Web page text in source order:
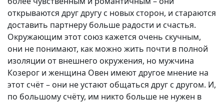
открываются друг другу с новых сторон, и стараются
доставить партнеру больше радости и счастья.
Окружающим этот союз кажется очень скучным,
они не понимают, как можно жить почти в полной
изоляции от внешнего окружения, но мужчина
Козерог и женщина Овен имеют другое мнение на
этот счёт – они не устают общаться друг с другом. И,
по большому счёту, им никто больше не нужен в